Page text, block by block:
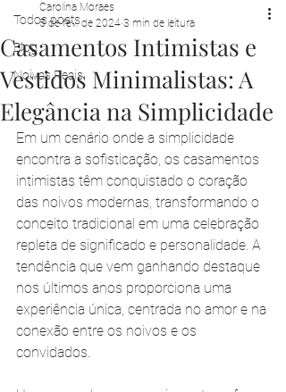
Todos posts
Blog
Noivas Reais
Casamentos Intimistas e
Vestidos Minimalistas: A
Elegância na Simplicidade
Carolina Moraes
5 de fev. de 2024 3 min de leitura
Em um cenário onde a simplicidade
encontra a sofisticação, os casamentos
intimistas têm conquistado o coração
das noivos modernas, transformando o
conceito tradicional em uma celebração
repleta de significado e personalidade. A
tendência que vem ganhando destaque
nos últimos anos proporciona uma
experiência única, centrada no amor e na
conexão entre os noivos e os
convidados.